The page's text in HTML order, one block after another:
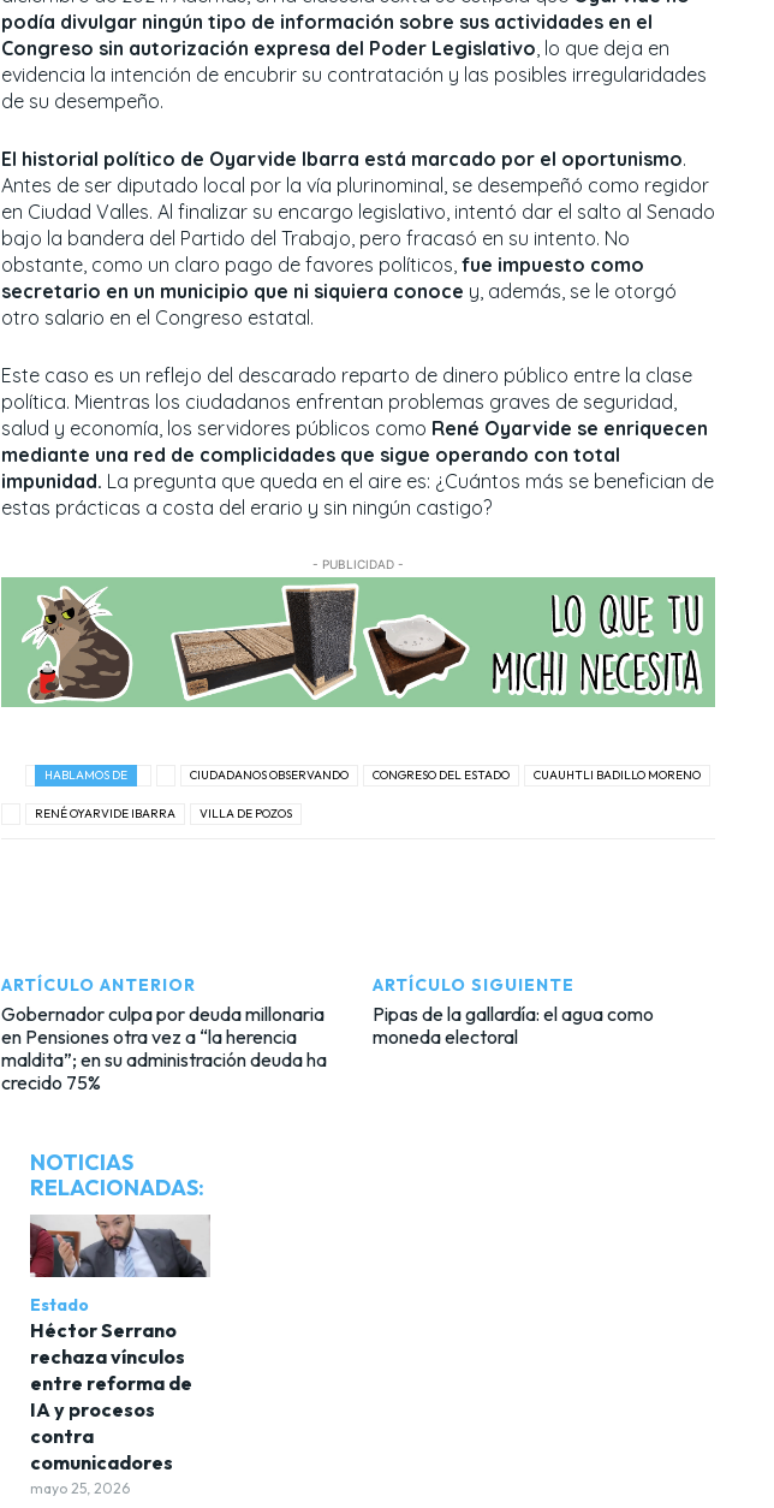
podía divulgar ningún tipo de información sobre sus actividades en el
Congreso sin autorización expresa del Poder Legislativo , lo que deja en
evidencia la intención de encubrir su contratación y las posibles irregularidades
de su desempeño.
El historial político de Oyarvide Ibarra está marcado por el oportunismo.
Antes de ser diputado local por la vía plurinominal, se desempeñó como regidor
en Ciudad Valles. Al finalizar su encargo legislativo, intentó dar el salto al Senado
bajo la bandera del Partido del Trabajo, pero fracasó en su intento. No
obstante, como un claro pago de favores políticos, fue impuesto como
secretario en un municipio que ni siquiera conoce y, además, se le otorgó
otro salario en el Congreso estatal.
Este caso es un reflejo del descarado reparto de dinero público entre la clase
política. Mientras los ciudadanos enfrentan problemas graves de seguridad,
salud y economía, los servidores públicos como René Oyarvide se enriquecen
mediante una red de complicidades que sigue operando con total
impunidad. La pregunta que queda en el aire es: ¿Cuántos más se benefician de
estas prácticas a costa del erario y sin ningún castigo?
- PUBLICIDAD -
HABLAMOS DE CIUDADANOS OBSERVANDO CONGRESO DEL ESTADO CUAUHTLI BADILLO MORENO
RENÉ OYARVIDE IBARRA VILLA DE POZOS
ARTÍCULO ANTERIOR
Gobernador culpa por deuda millonaria
en Pensiones otra vez a “la herencia
maldita”; en su administración deuda ha
crecido 75%
ARTÍCULO SIGUIENTE
Pipas de la gallardía: el agua como
moneda electoral
NOTICIAS
RELACIONADAS:
Estado
Héctor Serrano
rechaza vínculos
entre reforma de
IA y procesos
contra
comunicadores
mayo 25, 2026